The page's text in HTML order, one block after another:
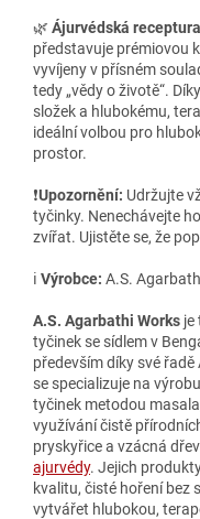
🌿 Ájurvédská
představuje prémiovou
vyvíjeny v přísném
tedy „vědy o životě“.
složek a hlubokému,
ideální volbou pro
prostor.
❗️Upozornění: Udržujte
tyčinky. Nenechávejte
zvířat. Ujistěte se, že
ℹ️ Výrobce: A.S.
A.S. Agarbathi Works je
tyčinek se sídlem v
především díky své
se specializuje na
tyčinek metodou
využívání čistě
pryskyřice a vzácná
ajurvédy. Jejich
kvalitu, čisté hoření bez
vytvářet hlubokou,